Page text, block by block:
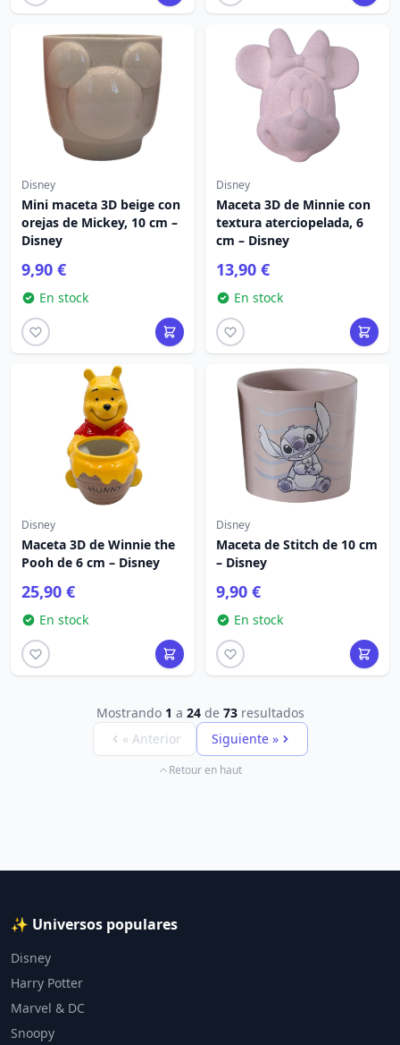
Disney
Mini maceta 3D beige con
orejas de Mickey, 10 cm –
Disney
9,90 €
En stock
Disney
Maceta 3D de Minnie con
textura aterciopelada, 6
cm – Disney
13,90 €
En stock
Disney
Maceta 3D de Winnie the
Pooh de 6 cm – Disney
25,90 €
En stock
Disney
Maceta de Stitch de 10 cm
– Disney
9,90 €
En stock
Mostrando 1 a 24de 73resultados
« Anterior
Siguiente »
Retour en haut
✨ Universos populares
Disney
Harry Potter
Marvel & DC
Snoopy